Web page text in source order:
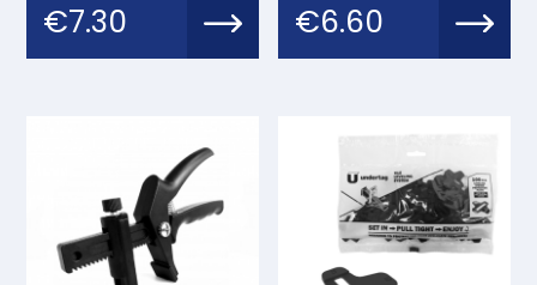
€7.30 €6.60